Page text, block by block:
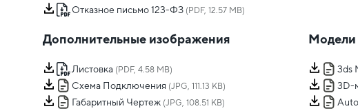
Отказное письмо 123-ФЗ (PDF, 12.57 MB)
Дополнительные изображения
Листовка (PDF, 4.58 MB)
Схема Подключения (JPG, 111.13 KB)
Габаритный Чертеж (JPG, 108.51 KB)
Модели
3ds
3D-